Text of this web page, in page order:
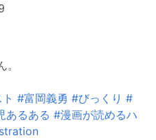
#富岡義勇 #びっくり #
あるある #漫画が読めるハ